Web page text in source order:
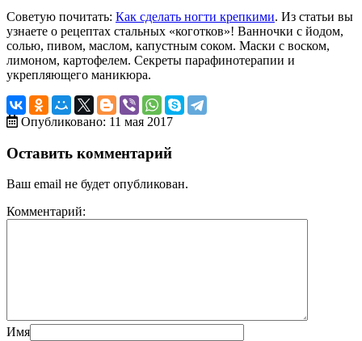
Советую почитать: Как сделать ногти крепкими. Из статьи вы
узнаете о рецептах стальных «коготков»! Ванночки с йодом,
солью, пивом, маслом, капустным соком. Маски с воском,
лимоном, картофелем. Секреты парафинотерапии и
укрепляющего маникюра.
Опубликовано: 11 мая 2017
Оставить комментарий
Ваш email не будет опубликован.
Комментарий:
Имя